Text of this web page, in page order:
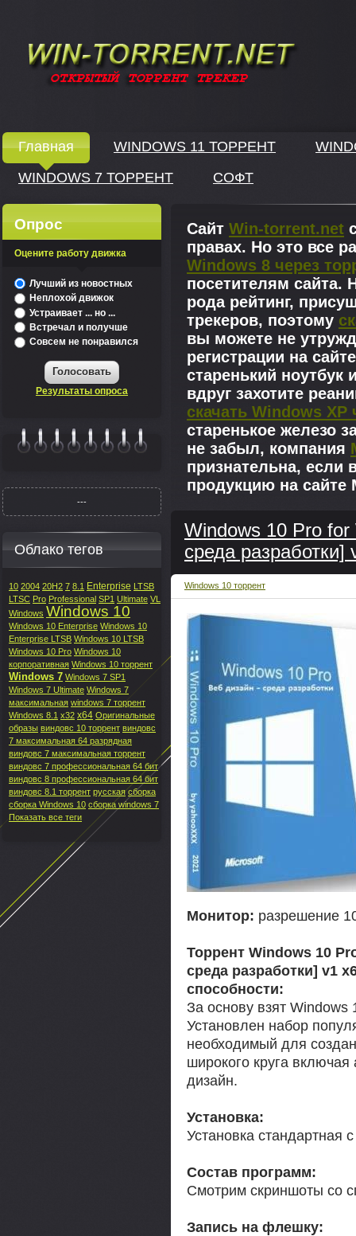
Главная WINDOWS 11 ТОРРЕНТ
WINDOWS 7 ТОРРЕНТ
СОФТ
Сайт Win-torrent.net
правах. Но это все
Windows 8 через
посетителям сайта.
рода рейтинг,
трекеров, поэтому
вы можете не
регистрации на
старенький
вдруг захотите
скачать Windows XP
старенькое железо
не забыл, компания
признательна, если
продукцию на сайте
Windows 10 Pro
среда
Windows 10 торрент
Монитор: разрешение
Торрент Windows 10
среда разработки] v1
способности:
За основу взят
Установлен набор
необходимый для
широкого круга
дизайн.
Установка:
Установка стандартная
Состав программ:
Смотрим скриншоты со
Запись на флешку:
Опрос
Оцените работу движка
Лучший из новостных
Неплохой движок
Устраивает ... но ...
Встречал и получше
Совсем не понравился
Голосовать
Результаты опроса
---
Облако тегов
10 2004 20H2 7 8.1 Enterprise LTSB
LTSC Pro Professional SP1 Ultimate VL
Windows Windows 10
Windows 10 Enterprise Windows 10
Enterprise LTSB Windows 10 LTSB
Windows 10 Pro Windows 10
корпоративная Windows 10 торрент
Windows 7 Windows 7 SP1
Windows 7 Ultimate Windows 7
максимальная windows 7 торрент
Windows 8.1 x32 x64 Оригинальные
образы виндовс 10 торрент виндовс
7 максимальная 64 разрядная
виндовс 7 максимальная торрент
виндовс 7 профессиональная 64 бит
виндовс 8 профессиональная 64 бит
виндовс 8.1 торрент русская сборка
сборка Windows 10 сборка windows 7
Показать все теги